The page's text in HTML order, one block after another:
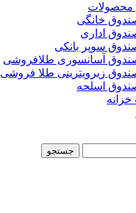
محصولات
خانگی
اداری
سوپر بانکی
آسانسوری طلافروشی
زیرویترینی طلا فروشی
اسلحه
جستجو